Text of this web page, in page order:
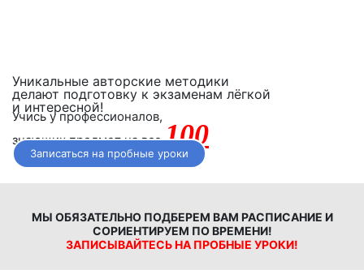
Уникальные авторские методики
делают подготовку к экзаменам лёгкой
и интересной!
Учись у профессионалов,
знающих предмет на все100
Записаться на пробные уроки
МЫ ОБЯЗАТЕЛЬНО ПОДБЕРЕМ ВАМ РАСПИСАНИЕ И
СОРИЕНТИРУЕМ ПО ВРЕМЕНИ!
ЗАПИСЫВАЙТЕСЬ НА ПРОБНЫЕ УРОКИ!